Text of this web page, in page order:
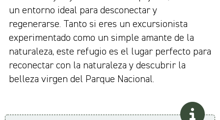
un entorno ideal para desconectar y
regenerarse. Tanto si eres un excursionista
experimentado como un simple amante de la
naturaleza, este refugio es el lugar perfecto para
reconectar con la naturaleza y descubrir la
belleza virgen del Parque Nacional.